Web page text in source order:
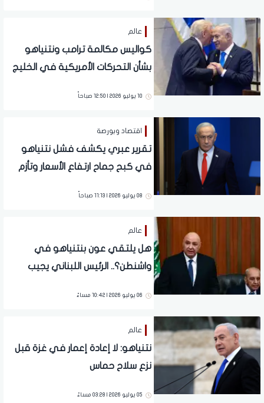
عالم
كواليس مكالمة ترامب ونتنياهو
بشأن التحركات الأمريكية في الخليج
10 يوليو 2026 | 12:50 صباحاً
اقتصاد وبورصة
تقرير عبري يكشف فشل نتنياهو
في كبح جماح ارتفاع الأسعار وتأزم
08 يوليو 2026 | 11:13 صباحاً
عالم
هل يلتقي عون بنتنياهو في
واشنطن؟.. الرئيس اللبناني يجيب
06 يوليو 2026 | 10:42 مساءً
عالم
نتنياهو: لا إعادة إعمار في غزة قبل
نزع سلاح حماس
05 يوليو 2026 | 03:28 مساءً